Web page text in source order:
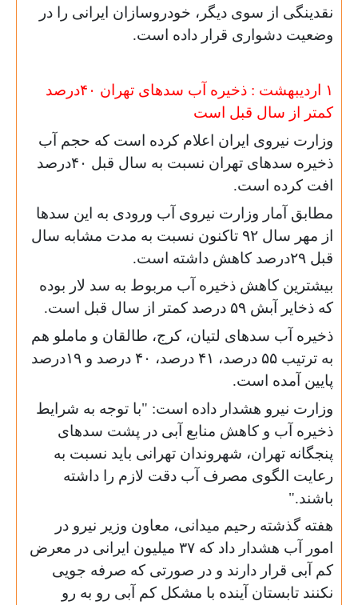
نقدینگی از سوی دیگر، خودروسازان ایرانی را در
وضعیت دشواری قرار داده است.
۱ اردیبهشت : ذخیره آب سدهای تهران ۴۰درصد
کمتر از سال قبل است
وزارت نیروی ایران اعلام کرده است که حجم آب
ذخیره سدهای تهران نسبت به سال قبل ۴۰درصد
افت کرده است.
مطابق آمار وزارت نیروی آب ورودی به این سدها
از مهر سال ٩٢ تاکنون نسبت به مدت مشابه سال
قبل ٢٩درصد کاهش داشته است.
بیشترین کاهش ذخیره آب مربوط به سد لار بوده
که ذخایر آبش ۵۹ درصد کمتر از سال قبل است.
ذخیره آب سدهای لتیان، کرج، طالقان و ماملو هم
به ترتیب ۵۵ درصد، ۴۱ درصد، ۴۰ درصد و ١٩درصد
پایین آمده است.
وزارت نیرو هشدار داده است: "با توجه به شرایط
ذخیره آب و کاهش منابع آبی در پشت سدهای
پنجگانه تهران، شهروندان تهرانی باید نسبت به
رعایت الگوی مصرف آب دقت لازم را داشته
باشند."
هفته گذشته رحیم میدانی، معاون وزیر نیرو در
امور آب هشدار داد که ۳۷ میلیون ایرانی در معرض
کم آبی قرار دارند و در صورتی که صرفه جویی
نکنند تابستان آینده با مشکل کم آبی رو به رو